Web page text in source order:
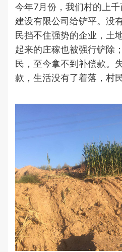
今年7月份，我们村的上
建设有限公司给铲平。没
民挡不住强势的企业，土
起来的庄稼也被强行铲除
民，至今拿不到补偿款。
款，生活没有了着落，村